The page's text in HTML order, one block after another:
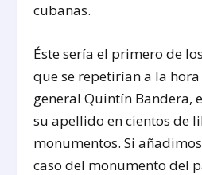
cubanas.
Éste sería el primero de
que se repetirían a la
general Quintín Bandera,
su apellido en cientos de
monumentos. Si
caso del monumento del